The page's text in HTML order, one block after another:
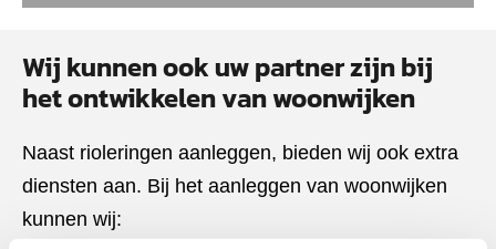
Wij kunnen ook uw partner zijn bij
het ontwikkelen van woonwijken
Naast rioleringen aanleggen, bieden wij ook extra
diensten aan. Bij het aanleggen van woonwijken
kunnen wij: